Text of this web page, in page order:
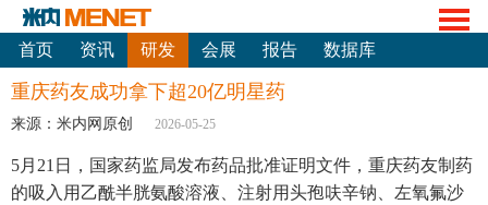
首页 资讯 研发 会展 报告 数据库
重庆药友成功拿下超20亿明星药
来源：米内网原创 2026-05-25
5月21日，国家药监局发布药品批准证明文件，重庆药友制药
的吸入用乙酰半胱氨酸溶液、注射用头孢呋辛钠、左氧氟沙